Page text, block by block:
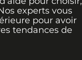
experts vous
pour avoir
tendances de